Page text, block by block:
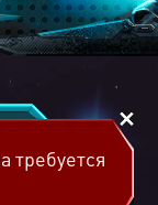
требуется